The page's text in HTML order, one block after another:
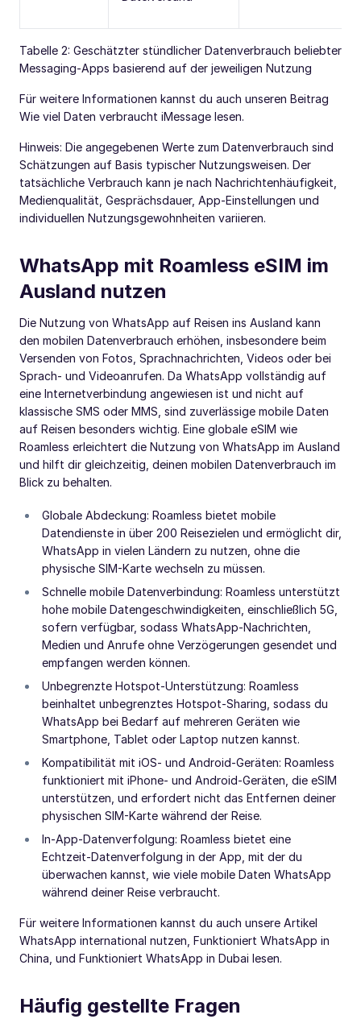
Tabelle 2: Geschätzter stündlicher Datenverbrauch beliebter
Messaging-Apps basierend auf der jeweiligen Nutzung
Für weitere Informationen kannst du auch unseren Beitrag
Wie viel Daten verbraucht iMessage lesen.
Hinweis: Die angegebenen Werte zum Datenverbrauch sind
Schätzungen auf Basis typischer Nutzungsweisen. Der
tatsächliche Verbrauch kann je nach Nachrichtenhäufigkeit,
Medienqualität, Gesprächsdauer, App-Einstellungen und
individuellen Nutzungsgewohnheiten variieren.
WhatsApp mit Roamless eSIM im
Ausland nutzen
Die Nutzung von WhatsApp auf Reisen ins Ausland kann
den mobilen Datenverbrauch erhöhen, insbesondere beim
Versenden von Fotos, Sprachnachrichten, Videos oder bei
Sprach- und Videoanrufen. Da WhatsApp vollständig auf
eine Internetverbindung angewiesen ist und nicht auf
klassische SMS oder MMS, sind zuverlässige mobile Daten
auf Reisen besonders wichtig. Eine globale eSIM wie
Roamless erleichtert die Nutzung von WhatsApp im Ausland
und hilft dir gleichzeitig, deinen mobilen Datenverbrauch im
Blick zu behalten.
Globale Abdeckung: Roamless bietet mobile
Datendienste in über 200 Reisezielen und ermöglicht dir,
WhatsApp in vielen Ländern zu nutzen, ohne die
physische SIM-Karte wechseln zu müssen.
Schnelle mobile Datenverbindung: Roamless unterstützt
hohe mobile Datengeschwindigkeiten, einschließlich 5G,
sofern verfügbar, sodass WhatsApp-Nachrichten,
Medien und Anrufe ohne Verzögerungen gesendet und
empfangen werden können.
Unbegrenzte Hotspot-Unterstützung: Roamless
beinhaltet unbegrenztes Hotspot-Sharing, sodass du
WhatsApp bei Bedarf auf mehreren Geräten wie
Smartphone, Tablet oder Laptop nutzen kannst.
Kompatibilität mit iOS- und Android-Geräten: Roamless
funktioniert mit iPhone- und Android-Geräten, die eSIM
unterstützen, und erfordert nicht das Entfernen deiner
physischen SIM-Karte während der Reise.
In-App-Datenverfolgung: Roamless bietet eine
Echtzeit-Datenverfolgung in der App, mit der du
überwachen kannst, wie viele mobile Daten WhatsApp
während deiner Reise verbraucht.
Für weitere Informationen kannst du auch unsere Artikel
WhatsApp international nutzen, Funktioniert WhatsApp in
China, und Funktioniert WhatsApp in Dubai lesen.
Häufig gestellte Fragen